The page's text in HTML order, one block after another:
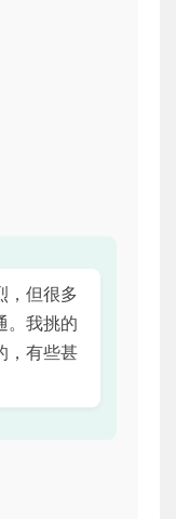
，但很多
。我挑的
，有些甚